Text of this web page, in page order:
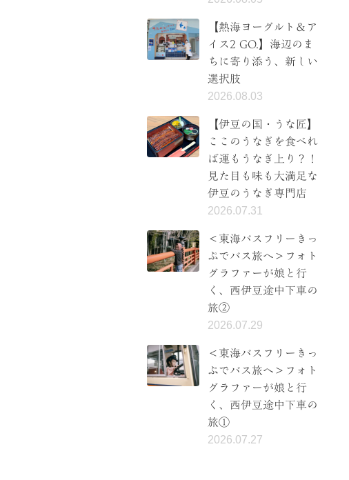
【熱海ヨーグルト＆ア
イス2 GO.】海辺のま
ちに寄り添う、新しい
選択肢
2026.08.03
【伊豆の国・うな匠】
ここのうなぎを食べれ
ば運もうなぎ上り？！
見た目も味も大満足な
伊豆のうなぎ専門店
2026.07.31
＜東海バスフリーきっ
ぷでバス旅へ＞フォト
グラファーが娘と行
く、西伊豆途中下車の
旅②
2026.07.29
＜東海バスフリーきっ
ぷでバス旅へ＞フォト
グラファーが娘と行
く、西伊豆途中下車の
旅①
2026.07.27